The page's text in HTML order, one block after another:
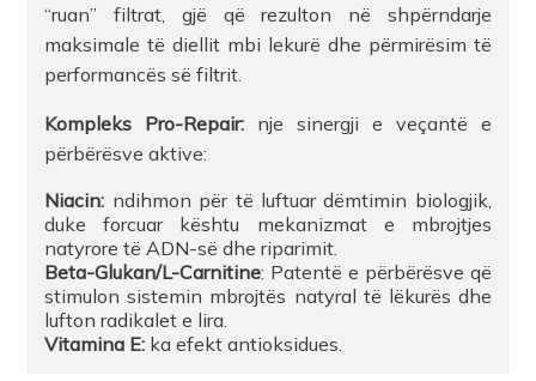
“ruan” filtrat, gjë që rezulton në shpërndarje
maksimale të diellit mbi lekurë dhe përmirësim të
performancës së filtrit.
Kompleks Pro-Repair: nje sinergji e veçantë e
përbërësve aktive:
Niacin: ndihmon për të luftuar dëmtimin biologjik,
duke forcuar kështu mekanizmat e mbrojtjes
natyrore të ADN-së dhe riparimit.
Beta-Glukan/L-Carnitine: Patentë e përbërësve që
stimulon sistemin mbrojtës natyral të lëkurës dhe
lufton radikalet e lira.
Vitamina E: ka efekt antioksidues.